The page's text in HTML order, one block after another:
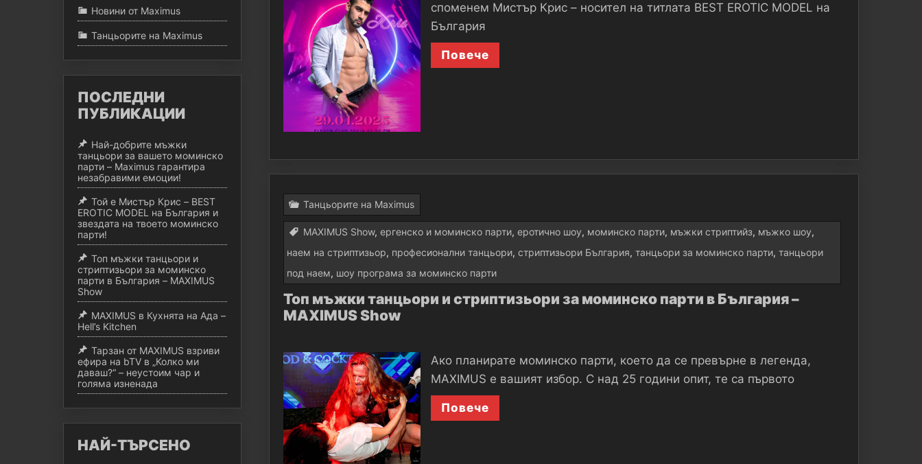
споменем Мистър Крис – носител на титлата BEST EROTIC MODEL на
България
Повече
Танцьорите на Maximus
MAXIMUS Show, ергенско и моминско парти, еротично шоу, моминско парти, мъжки стриптийз, мъжко шоу,
наем на стриптизьор, професионални танцьори, стриптизьори България, танцьори за моминско парти, танцьори
под наем, шоу програма за моминско парти
Топ мъжки танцьори и стриптизьори за моминско парти в България –
MAXIMUS Show
​Ако планирате моминско парти, което да се превърне в легенда,
MAXIMUS е вашият избор. С над 25 години опит, те са първото
Повече
Новини от Maximus
Танцьорите на Maximus
ПОСЛЕДНИ
ПУБЛИКАЦИИ
Най-добрите мъжки
танцьори за вашето моминско
парти – Maximus гарантира
незабравими емоции!
Той е Мистър Крис – BEST
EROTIC MODEL на България и
звездата на твоето моминско
парти!
Топ мъжки танцьори и
стриптизьори за моминско
парти в България – MAXIMUS
Show
MAXIMUS в Кухнята на Ада –
Hell’s Kitchen
Тарзан от MAXIMUS взриви
ефира на bTV в „Колко ми
даваш?“ – неустоим чар и
голяма изненада
НАЙ-ТЪРСЕНО